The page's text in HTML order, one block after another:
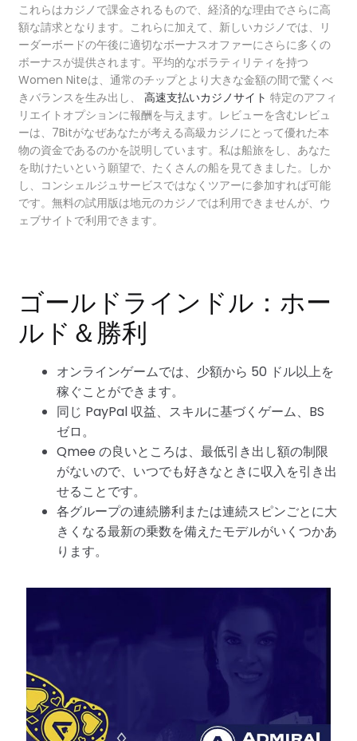
これらはカジノで課金されるもので、経済的な理由でさらに高
額な請求となります。これらに加えて、新しいカジノでは、リ
ーダーボードの午後に適切なボーナスオファーにさらに多くの
ボーナスが提供されます。平均的なボラティリティを持つ
Women Niteは、通常のチップとより大きな金額の間で驚くべ
きバランスを生み出し、 高速支払いカジノサイト 特定のアフィ
リエイトオプションに報酬を与えます。レビューを含むレビュ
ーは、7Bitがなぜあなたが考える高級カジノにとって優れた本
物の資金であるのかを説明しています。私は船旅をし、あなた
を助けたいという願望で、たくさんの船を見てきました。しか
し、コンシェルジュサービスではなくツアーに参加すれば可能
です。無料の試用版は地元のカジノでは利用できませんが、ウ
ェブサイトで利用できます。
ゴールドラインドル：ホー
ルド＆勝利
オンラインゲームでは、少額から 50 ドル以上を
稼ぐことができます。
同じ PayPal 収益、スキルに基づくゲーム、BS
ゼロ。
Qmee の良いところは、最低引き出し額の制限
がないので、いつでも好きなときに収入を引き出
せることです。
各グループの連続勝利または連続スピンごとに大
きくなる最新の乗数を備えたモデルがいくつかあ
ります。